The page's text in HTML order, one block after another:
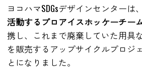
ヨコハマSDGsデザインセンターは、
活動するプロアイスホッケーチーム
携し、これまで廃棄していた用具
を販売するアップサイクルプロジ
とになりました。